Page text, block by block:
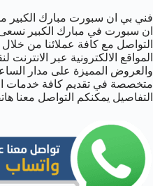
فني بي ان سبورت مبارك الكبير
ان سبورت في مبارك الكبير نسعى
التواصل مع كافة عملائنا من
المواقع الالكترونية عبر
والعروض المميزة على مدار
متخصصة في تقديم كافة خدمات
التفاصيل يمكنكم التواصل معنا هاتفيا على